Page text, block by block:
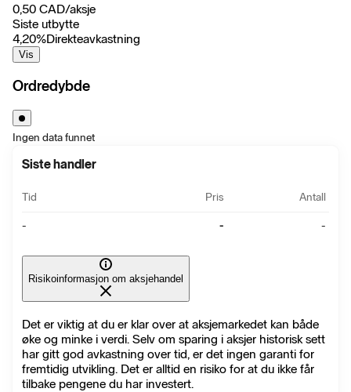
0,50 CAD/aksje
Siste utbytte
4,20%Direkteavkastning
Vis
Ordredybde
Ingen data funnet
Siste handler
Tid Pris Antall
- - -
Risikoinformasjon om aksjehandel
Det er viktig at du er klar over at aksjemarkedet kan både
øke og minke i verdi. Selv om sparing i aksjer historisk sett
har gitt god avkastning over tid, er det ingen garanti for
fremtidig utvikling. Det er alltid en risiko for at du ikke får
tilbake pengene du har investert.